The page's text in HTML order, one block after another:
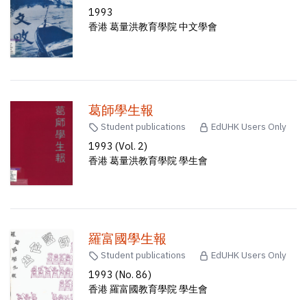
1993
香港 葛量洪教育學院 中文學會
葛師學生報
Student publications EdUHK Users Only
1993 (Vol. 2)
香港 葛量洪教育學院 學生會
羅富國學生報
Student publications EdUHK Users Only
1993 (No. 86)
香港 羅富國教育學院 學生會